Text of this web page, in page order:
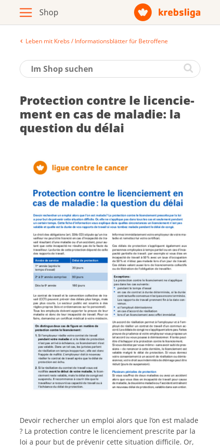
Archiv
Broschüren / Infomaterial
Produkte
Deutsch
Français
Italiano
Leben mit Krebs / Informationsblätter für Betroffene
Pro­tec­tion contre le li­cen­cie­
ment en cas de ma­la­die: la
ques­tion du dé­lai
Devoir rechercher un emploi alors que l’on est malade
? La protection contre le licenciement prescrite par la
loi a pour but de prévenir cette situation difficile. Or,